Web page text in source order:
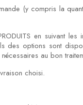
(y compris la
en suivant
des options sont
au bon
choisi.